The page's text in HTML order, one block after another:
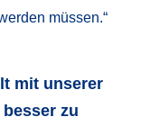
müssen.“
mit unserer
zu